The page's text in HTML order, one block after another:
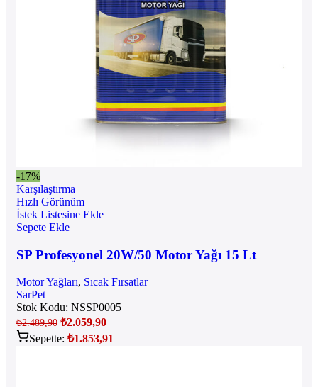
-17%
Karşılaştırma
Hızlı Görünüm
İstek Listesine Ekle
Sepete Ekle
SP Profesyonel 20W/50 Motor Yağı 15 Lt
Motor Yağları, Sıcak Fırsatlar
SarPet
Stok Kodu: NSSP0005
₺2.489,90 ₺2.059,90
Sepette: ₺1.853,91